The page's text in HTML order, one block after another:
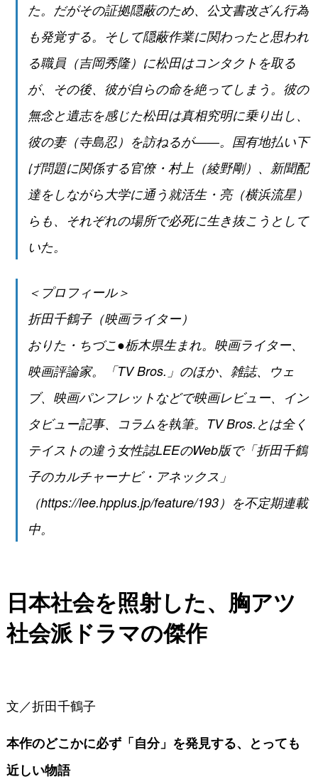
た。だがその証拠隠蔽のため、公文書改ざん行為
も発覚する。そして隠蔽作業に関わったと思われ
る職員（吉岡秀隆）に松田はコンタクトを取る
が、その後、彼が自らの命を絶ってしまう。彼の
無念と遺志を感じた松田は真相究明に乗り出し、
彼の妻（寺島忍）を訪ねるが――。国有地払い下
げ問題に関係する官僚・村上（綾野剛）、新聞配
達をしながら大学に通う就活生・亮（横浜流星）
らも、それぞれの場所で必死に生き抜こうとして
いた。
＜プロフィール＞
折田千鶴子（映画ライター）
おりた・ちづこ●栃木県生まれ。映画ライター、
映画評論家。「TV Bros.」のほか、雑誌、ウェ
ブ、映画パンフレットなどで映画レビュー、イン
タビュー記事、コラムを執筆。TV Bros.とは全く
テイストの違う女性誌LEEのWeb版で「折田千鶴
子のカルチャーナビ・アネックス」
（https://lee.hpplus.jp/feature/193）を不定期連載
中。
日本社会を照射した、胸アツ
社会派ドラマの傑作
文／折田千鶴子
本作のどこかに必ず「自分」を発見する、とっても
近しい物語